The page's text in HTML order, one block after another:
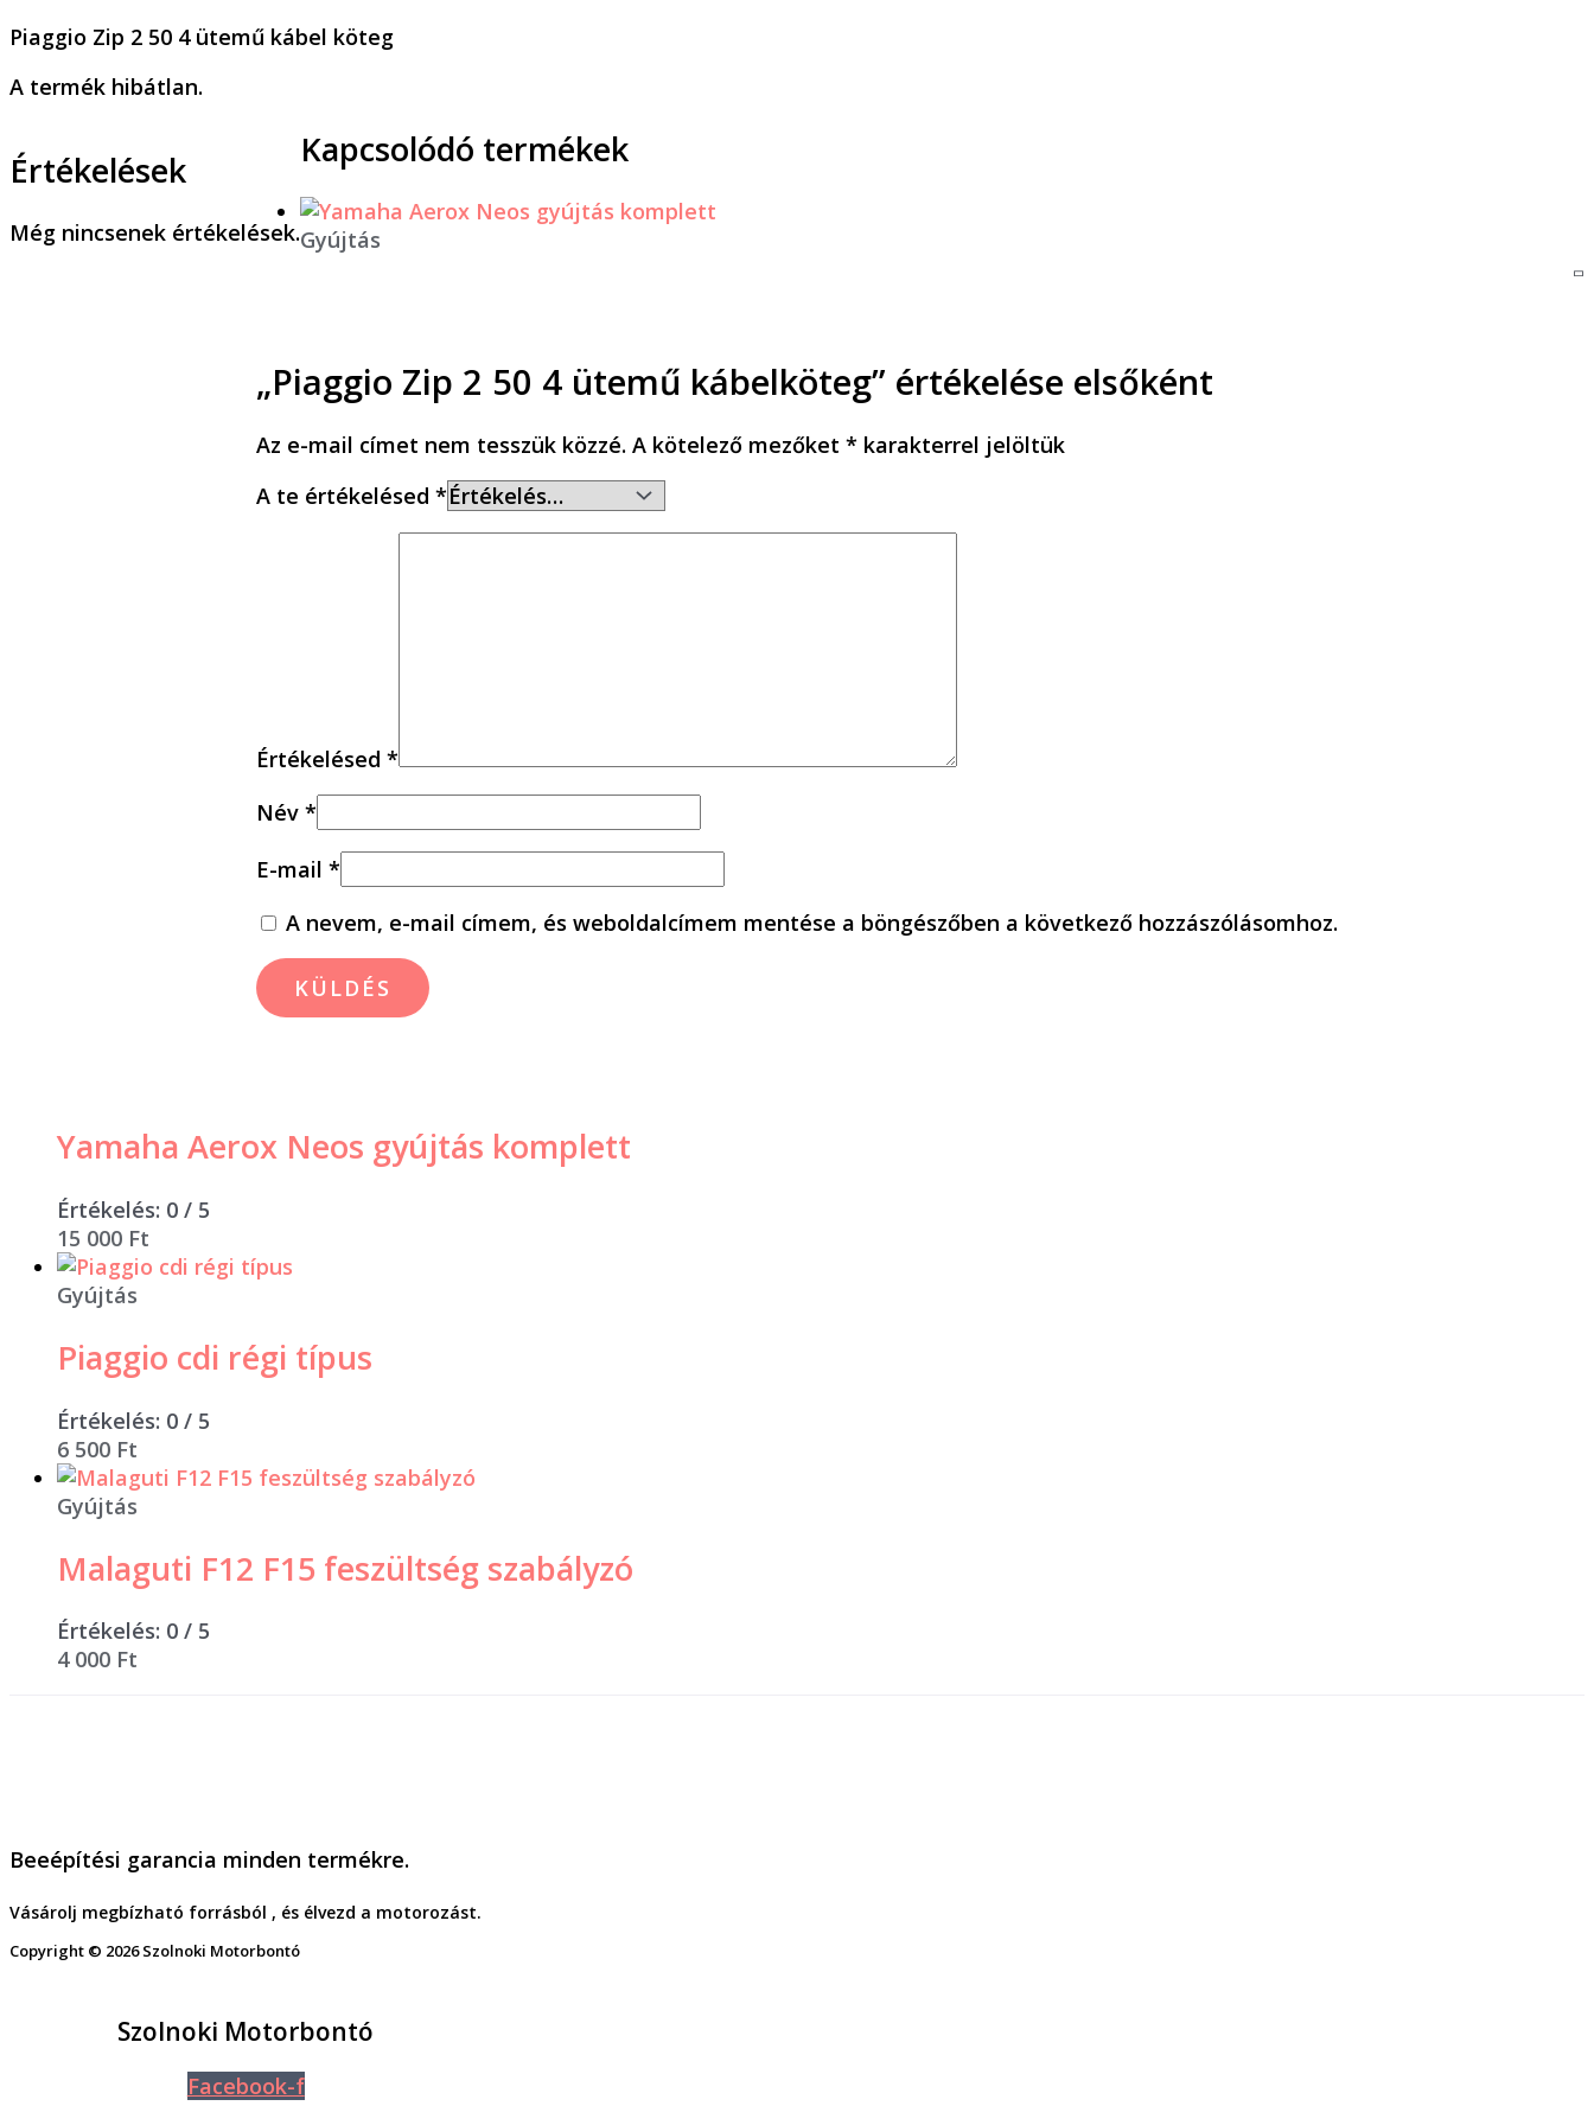
Piaggio Zip 2 50 4 ütemű kábel köteg
A termék hibátlan.
Értékelések
Még nincsenek értékelések.
„Piaggio Zip 2 50 4 ütemű kábelköteg” értékelése elsőként
Az e-mail címet nem tesszük közzé. A kötelező mezőket * karakterrel jelöltük
A te értékelésed *
Értékelésed *
Név *
E-mail *
A nevem, e-mail címem, és weboldalcímem mentése a böngészőben a következő hozzászólásomhoz.
Kapcsolódó termékek
Gyújtás
Yamaha Aerox Neos gyújtás komplett
Értékelés: 0 / 5
15 000 Ft
Gyújtás
Piaggio cdi régi típus
Értékelés: 0 / 5
6 500 Ft
Gyújtás
Malaguti F12 F15 feszültség szabályzó
Értékelés: 0 / 5
4 000 Ft
Beeépítési garancia minden termékre.
Vásárolj megbízható forrásból , és élvezd a motorozást.
Copyright © 2026 Szolnoki Motorbontó
Szolnoki Motorbontó
Facebook-f